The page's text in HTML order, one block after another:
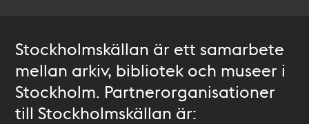
Stockholmskällan är ett samarbete
mellan arkiv, bibliotek och museer i
Stockholm. Partnerorganisationer
till Stockholmskällan är: